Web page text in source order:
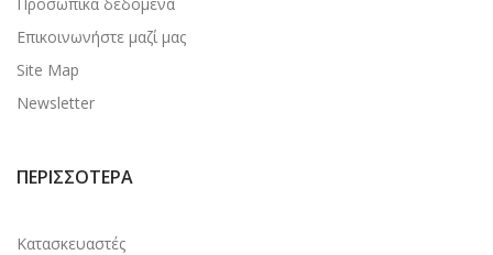
Επικοινωνήστε μαζί μας
Site Map
Newsletter
ΠΕΡΙΣΣΌΤΕΡΑ
Κατασκευαστές